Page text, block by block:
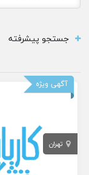
جستجو پیشرفته
آگهی ویژه
تهران